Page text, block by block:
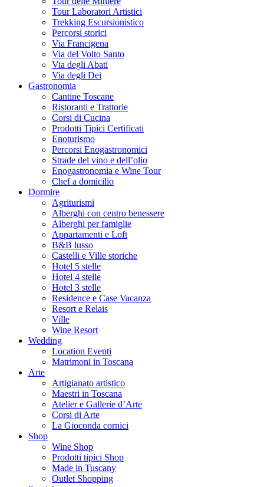
Tour Laboratori Artistici
Trekking Escursionistico
Percorsi storici
Via Francigena
Via del Volto Santo
Via degli Abati
Via degli Dei
Gastronomia
Cantine Toscane
Ristoranti e Trattorie
Corsi di Cucina
Prodotti Tipici Certificati
Enoturismo
Percorsi Enogastronomici
Strade del vino e dell’olio
Enogastronomia e Wine Tour
Chef a domicilio
Dormire
Agriturismi
Alberghi con centro benessere
Alberghi per famiglie
Appartamenti e Loft
B&B lusso
Castelli e Ville storiche
Hotel 5 stelle
Hotel 4 stelle
Hotel 3 stelle
Residence e Case Vacanza
Resort e Relais
Ville
Wine Resort
Wedding
Location Eventi
Matrimoni in Toscana
Arte
Artigianato artistico
Maestri in Toscana
Atelier e Gallerie d’Arte
Corsi di Arte
La Gioconda cornici
Shop
Wine Shop
Prodotti tipici Shop
Made in Tuscany
Outlet Shopping